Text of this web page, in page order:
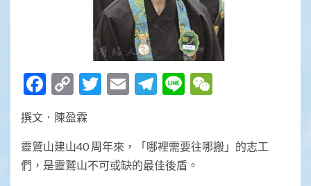
Facebook
Copy
Link
Twitter
EmailTelegram
Line
撰文．陳盈霖
靈鷲山建山40 周年來，「哪裡需要往哪搬」的志工
們，是靈鷲山不可或缺的最佳後盾。